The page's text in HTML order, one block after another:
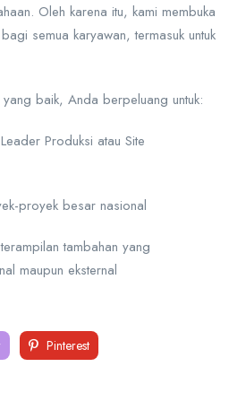
Oleh karena itu, kami membuka
semua karyawan, termasuk untuk
yang baik, Anda berpeluang untuk:
Produksi atau Site
proyek besar nasional
tambahan yang
maupun eksternal
Pinterest